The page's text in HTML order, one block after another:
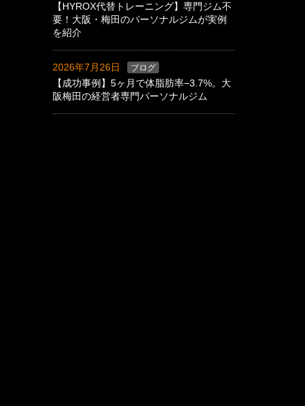
【HYROX代替トレーニング】専門ジム不
要！大阪・梅田のパーソナルジムが実例
を紹介
2026年7月26日 ブログ
【成功事例】5ヶ月で体脂肪率−3.7%。大
阪梅田の経営者専門パーソナルジム